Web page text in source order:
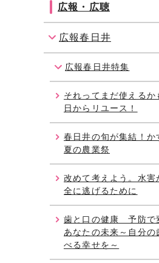
広報・広聴
広報春日井
広報春日井特集
それってまだ使えるか
日からリユース！
春日井の旬が集結！か
夏の農業祭
改めて考えよう。水害
全に逃げるために
歯と口の健康 予防で
あなたの未来～自分の
べる幸せを～